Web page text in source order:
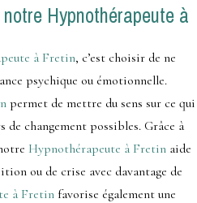
Hypnothérapeute à
à Fretin, c’est choisir de ne
psychique ou émotionnelle.
permet de mettre du sens sur ce qui
de changement possibles. Grâce à
Hypnothérapeute à Fretin aide
ou de crise avec davantage de
à Fretin favorise également une